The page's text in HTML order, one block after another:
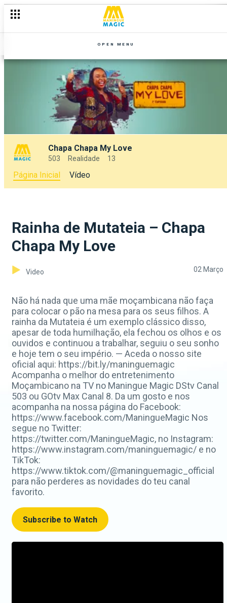
OPEN MENU
Chapa Chapa My Love
503 Realidade 13
Página Inicial Vídeo
Rainha de Mutateia – Chapa
Chapa My Love
Video 02 Março
Não há nada que uma mãe moçambicana não faça
para colocar o pão na mesa para os seus filhos. A
rainha da Mutateia é um exemplo clássico disso,
apesar de toda humilhação, ela fechou os olhos e os
ouvidos e continuou a trabalhar, seguiu o seu sonho
e hoje tem o seu império. — Aceda o nosso site
oficial aqui: https://bit.ly/maninguemagic
Acompanha o melhor do entretenimento
Moçambicano na TV no Maningue Magic DStv Canal
503 ou GOtv Max Canal 8. Da um gosto e nos
acompanha na nossa página do Facebook:
https://www.facebook.com/ManingueMagic Nos
segue no Twitter:
https://twitter.com/ManingueMagic, no Instagram:
https://www.instagram.com/maninguemagic/ e no
TikTok:
https://www.tiktok.com/@maninguemagic_official
para não perderes as novidades do teu canal
favorito.
Subscribe to Watch